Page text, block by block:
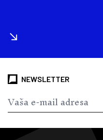
NEWSLETTER